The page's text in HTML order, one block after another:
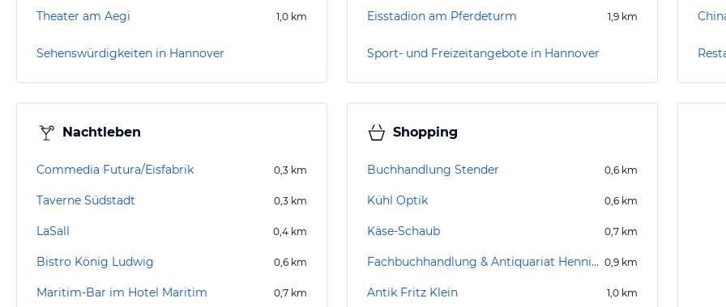
Theater am Aegi 1,0 km
Sehenswürdigkeiten in Hannover
Eisstadion am Pferdeturm 1,9 km
Sport- und Freizeitangebote in Hannover
Nachtleben
Commedia Futura/Eisfabrik 0,3 km
Taverne Südstadt 0,3 km
LaSall 0,4 km
Bistro König Ludwig 0,6 km
Maritim-Bar im Hotel Maritim 0,7 km
Shopping
Buchhandlung Stender 0,6 km
Kühl Optik 0,6 km
Käse-Schaub 0,7 km
Fachbuchhandlung & Antiquariat Hennies und Zinkeisen 0,9 km
Antik Fritz Klein 1,0 km